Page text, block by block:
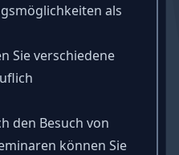
als
Sie verschiedene
den Besuch von
können Sie